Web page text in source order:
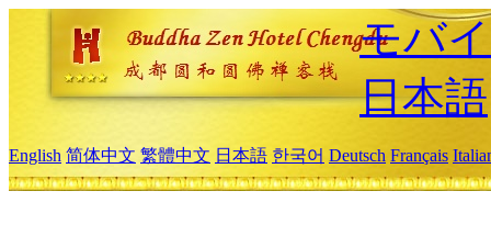
モバ
日本語
English 简体中文 繁體中文 日本語 한국어 Deutsch Français